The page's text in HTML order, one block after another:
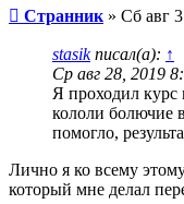
Сообщение
Странник » Сб авг
stasikписал(а): ↑
Ср авг 28, 2019
Я проходил курс
кололи болючие
помогло,
Лично я ко всему
который мне делал